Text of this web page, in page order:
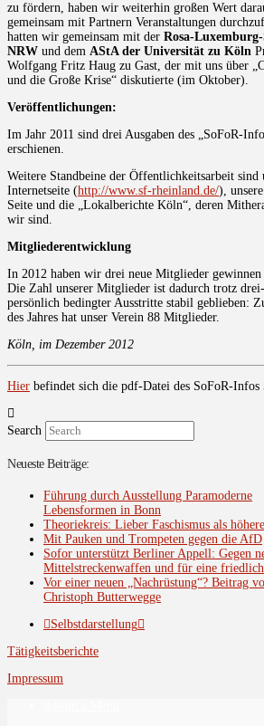
zu fördern, haben wir weiterhin großen Wert
gemeinsam mit Partnern Veranstaltungen
hatten wir gemeinsam mit der Rosa-
NRW und dem AStA der Universität zu Köln
Wolfgang Fritz Haug zu Gast, der mit uns über
und die Große Krise“ diskutierte (im Oktober).
Veröffentlichungen:
Im Jahr 2011 sind drei Ausgaben des „SoFoR-
erschienen.
Weitere Standbeine der Öffentlichkeitsarbeit sind
Internetseite (http://www.sf-rheinland.de/),
Seite und die „Lokalberichte Köln“, deren
wir sind.
Mitgliederentwicklung
In 2012 haben wir drei neue Mitglieder gewinnen
Die Zahl unserer Mitglieder ist dadurch trotz
persönlich bedingter Ausstritte stabil geblieben:
des Jahres hat unser Verein 88 Mitglieder.
Köln, im Dezember 2012
Hier befindet sich die pdf-Datei des SoFoR-Infos
Search
Neueste Beiträge:
Führung durch Ausstellung Paramoderne
Lebensformen in Bonn
Theoriekreis: Lieber Faschismus als
Mit Pauken und Trompeten gegen die AfD
Sofor unterstützt Berliner Appell: Gegen
Mittelstreckenwaffen und für eine
Vor einer neuen „Nachrüstung“? Beitrag
Christoph Butterwegge
Selbstdarstellung
Tätigkeitsberichte
Impressum